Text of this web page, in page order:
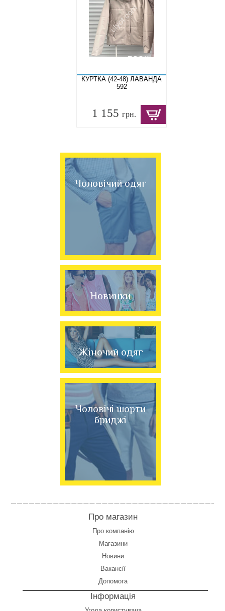
КУРТКА (42-48) ЛАВАНДА
592
1 155грн.
Чоловічий одяг
Новинки
Жіночий одяг
Чоловічі шорти
бриджі
Про магазин
Про компанію
Магазини
Новини
Вакансії
Допомога
Інформація